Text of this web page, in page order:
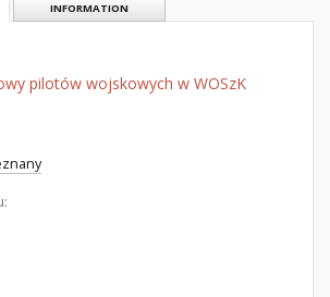
INFORMATION
pilotów wojskowych w WOSzK